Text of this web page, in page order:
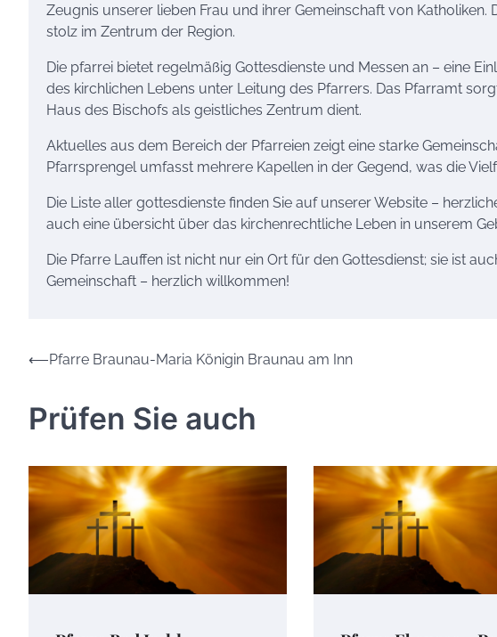
Zeugnis unserer lieben Frau und ihrer Gemeinschaft von Katholiken.
stolz im Zentrum der Region.
Die pfarrei bietet regelmäßig Gottesdienste und Messen an – eine
des kirchlichen Lebens unter Leitung des Pfarrers. Das Pfarramt
Haus des Bischofs als geistliches Zentrum dient.
Aktuelles aus dem Bereich der Pfarreien zeigt eine starke
Pfarrsprengel umfasst mehrere Kapellen in der Gegend, was die
Die Liste aller gottesdienste finden Sie auf unserer Website –
auch eine übersicht über das kirchenrechtliche Leben in unserem
Die Pfarre Lauffen ist nicht nur ein Ort für den Gottesdienst; sie ist
Gemeinschaft – herzlich willkommen!
Beitrags-
⟵Pfarre Braunau-Maria Königin Braunau am Inn
Prüfen Sie auch